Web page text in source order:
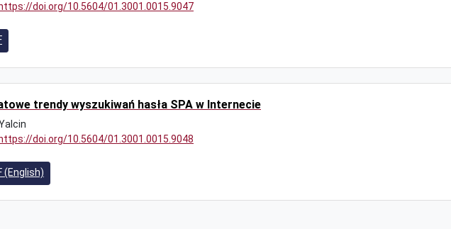
https://doi.org/10.5604/01.3001.0015.9047
trendy wyszukiwań hasła SPA w Internecie
https://doi.org/10.5604/01.3001.0015.9048
(English)